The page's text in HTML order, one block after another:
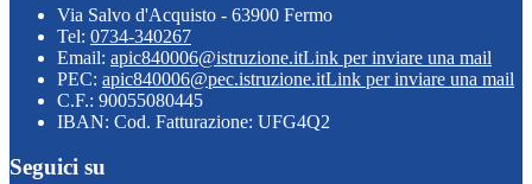
Via Salvo d'Acquisto - 63900 Fermo
Tel: 0734-340267
Email: apic840006@istruzione.itLink per inviare una mail
PEC: apic840006@pec.istruzione.itLink per inviare una mail
C.F.: 90055080445
IBAN: Cod. Fatturazione: UFG4Q2
Seguici su